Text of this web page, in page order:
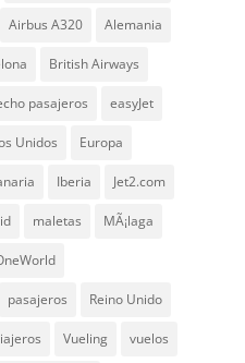
Airbus A320 Alemania
British Airways
pasajeros easyJet
Unidos Europa
Iberia Jet2.com
maletas MÃ¡laga
pasajeros Reino Unido
Vueling vuelos